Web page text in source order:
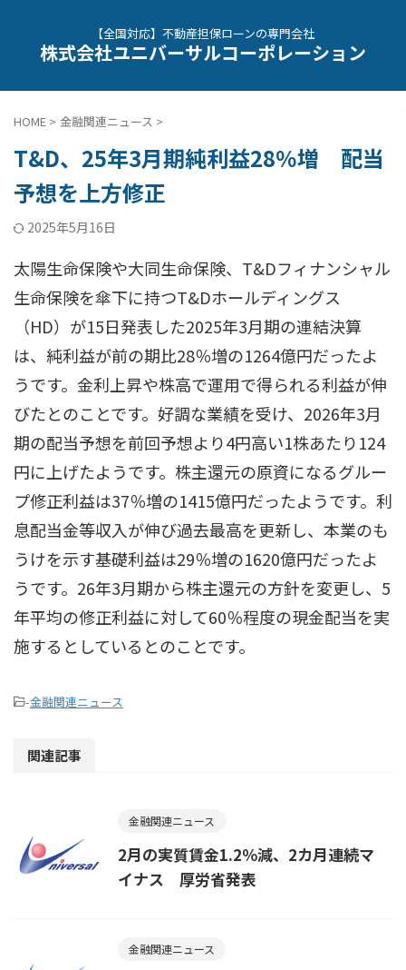
【全国対応】不動産担保ローンの専門会社
株式会社ユニバーサルコーポレーション
HOME > 金融関連ニュース >
T&D、25年3月期純利益28％増 配当
予想を上方修正
2025年5月16日
太陽生命保険や大同生命保険、T&Dフィナンシャル
生命保険を傘下に持つT&Dホールディングス
（HD）が15日発表した2025年3月期の連結決算
は、純利益が前の期比28％増の1264億円だったよ
うです。金利上昇や株高で運用で得られる利益が伸
びたとのことです。好調な業績を受け、2026年3月
期の配当予想を前回予想より4円高い1株あたり124
円に上げたようです。株主還元の原資になるグルー
プ修正利益は37％増の1415億円だったようです。利
息配当金等収入が伸び過去最高を更新し、本業のも
うけを示す基礎利益は29％増の1620億円だったよ
うです。26年3月期から株主還元の方針を変更し、5
年平均の修正利益に対して60％程度の現金配当を実
施するとしているとのことです。
-金融関連ニュース
関連記事
金融関連ニュース
2月の実質賃金1.2％減、2カ月連続マ
イナス 厚労省発表
金融関連ニュース